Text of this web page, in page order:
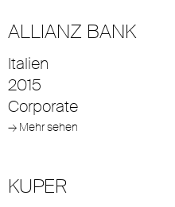
ALLIANZ BANK
Italien
2015
Corporate
→ Mehr sehen
KUPER